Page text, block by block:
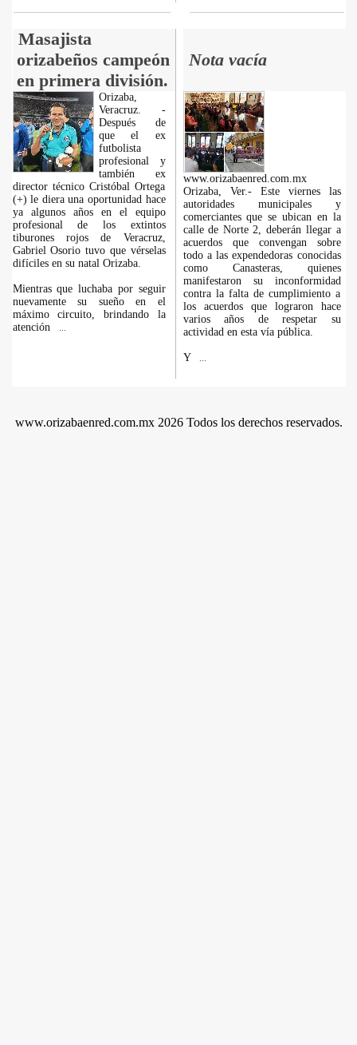
Masajista
orizabeños campeón
en primera división.
Nota vacía
Orizaba,
Veracruz. -
Después de
que el ex
futbolista
profesional y
también ex
director técnico Cristóbal Ortega
(+) le diera una oportunidad hace
ya algunos años en el equipo
profesional de los extintos
tiburones rojos de Veracruz,
Gabriel Osorio tuvo que vérselas
difíciles en su natal Orizaba.
Mientras que luchaba por seguir
nuevamente su sueño en el
máximo circuito, brindando la
atención
www.orizabaenred.com.mx
Orizaba, Ver.- Este viernes las
autoridades municipales y
comerciantes que se ubican en la
calle de Norte 2, deberán llegar a
acuerdos que convengan sobre
todo a las expendedoras conocidas
como Canasteras, quienes
manifestaron su inconformidad
contra la falta de cumplimiento a
los acuerdos que lograron hace
varios años de respetar su
actividad en esta vía pública.
Y
www.orizabaenred.com.mx 2026 Todos los derechos reservados.